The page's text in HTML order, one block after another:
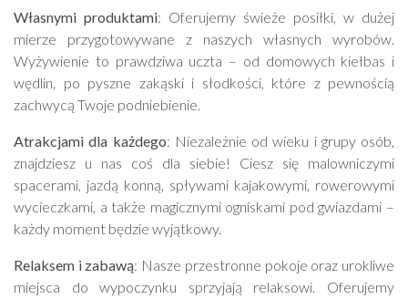
Własnymi produktami: Oferujemy świeże posiłki, w dużej
mierze przygotowywane z naszych własnych wyrobów.
Wyżywienie to prawdziwa uczta – od domowych kiełbas i
wędlin, po pyszne zakąski i słodkości, które z pewnością
zachwycą Twoje podniebienie.
Atrakcjami dla każdego: Niezależnie od wieku i grupy osób,
znajdziesz u nas coś dla siebie! Ciesz się malowniczymi
spacerami, jazdą konną, spływami kajakowymi, rowerowymi
wycieczkami, a także magicznymi ogniskami pod gwiazdami –
każdy moment będzie wyjątkowy.
Relaksem i zabawą: Nasze przestronne pokoje oraz urokliwe
miejsca do wypoczynku sprzyjają relaksowi. Oferujemy